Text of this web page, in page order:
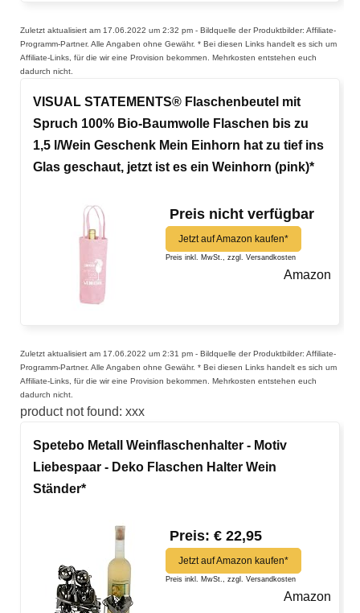
Zuletzt aktualisiert am 17.06.2022 um 2:32 pm - Bildquelle der Produktbilder: Affiliate-
Programm-Partner. Alle Angaben ohne Gewähr. * Bei diesen Links handelt es sich um
Affiliate-Links, für die wir eine Provision bekommen. Mehrkosten entstehen euch
dadurch nicht.
VISUAL STATEMENTS® Flaschenbeutel mit
Spruch 100% Bio-Baumwolle Flaschen bis zu
1,5 l/Wein Geschenk Mein Einhorn hat zu tief ins
Glas geschaut, jetzt ist es ein Weinhorn (pink)*
Preis nicht verfügbar
Jetzt auf Amazon kaufen*
Preis inkl. MwSt., zzgl. Versandkosten
Amazon
Zuletzt aktualisiert am 17.06.2022 um 2:31 pm - Bildquelle der Produktbilder: Affiliate-
Programm-Partner. Alle Angaben ohne Gewähr. * Bei diesen Links handelt es sich um
Affiliate-Links, für die wir eine Provision bekommen. Mehrkosten entstehen euch
dadurch nicht.
product not found: xxx
Spetebo Metall Weinflaschenhalter - Motiv
Liebespaar - Deko Flaschen Halter Wein
Ständer*
Preis: € 22,95
Jetzt auf Amazon kaufen*
Preis inkl. MwSt., zzgl. Versandkosten
Amazon